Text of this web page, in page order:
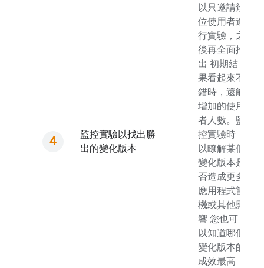
監控實驗以找出勝
出的變化版本
以只邀請幾
位使用者進
行實驗，之
後再全面推
出 初期結
果看起來不
錯時，還能
增加的使用
者人數。監
控實驗時
以瞭解某個
變化版本是
否造成更多
應用程式當
機或其他影
響 您也可
以知道哪個
變化版本的
成效最高